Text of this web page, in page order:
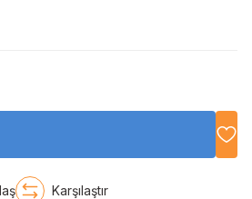
Karşılaştır